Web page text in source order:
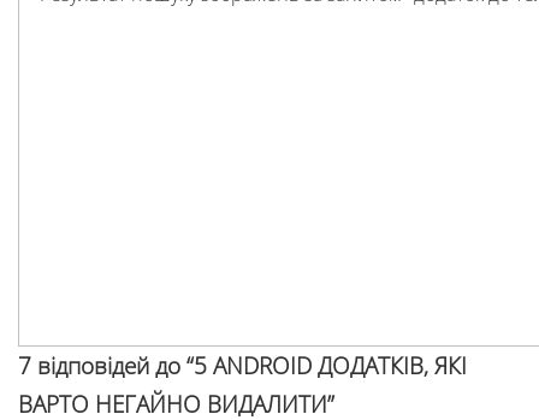
7 відповідей до “5 ANDROID ДОДАТКІВ, ЯКІ
ВАРТО НЕГАЙНО ВИДАЛИТИ”